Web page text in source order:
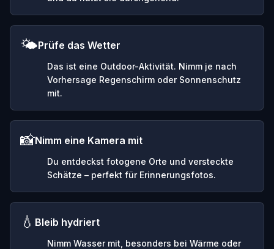
🌤️Prüfe das Wetter
Das ist eine Outdoor-Aktivität. Nimm je nach
Vorhersage Regenschirm oder Sonnenschutz
mit.
📸Nimm eine Kamera mit
Du entdeckst fotogene Orte und versteckte
Schätze – perfekt für Erinnerungsfotos.
💧 Bleib hydriert
Nimm Wasser mit, besonders bei Wärme oder